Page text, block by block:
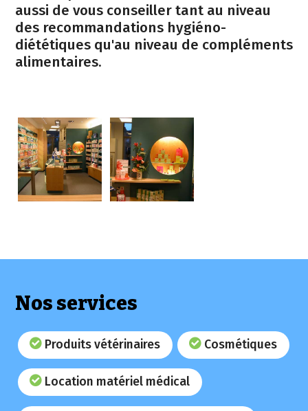
aussi de vous conseiller tant au niveau
des recommandations hygiéno-
diététiques qu'au niveau de compléments
Nos services
Produits vétérinaires Cosmétiques
Location matériel médical